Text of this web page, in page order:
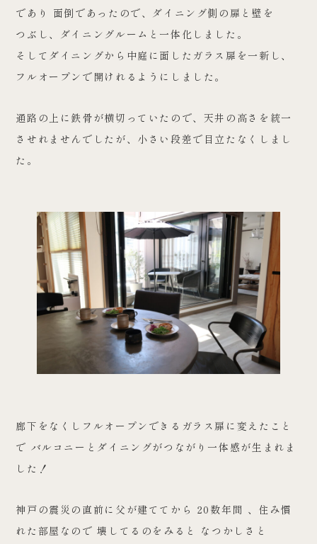
であり 面倒であったので、ダイニング側の扉と壁を
つぶし、ダイニングルームと一体化しました。
そしてダイニングから中庭に面したガラス扉を一新し、
フルオープンで開けれるようにしました。
通路の上に鉄骨が横切っていたので、天井の高さを統一
させれませんでしたが、小さい段差で目立たなくしまし
た。
廊下をなくしフルオープンできるガラス扉に変えたこと
で バルコニーとダイニングがつながり一体感が生まれま
した！
神戸の震災の直前に父が建ててから 20数年間 、住み慣
れた部屋なので 壊してるのをみると なつかしさと